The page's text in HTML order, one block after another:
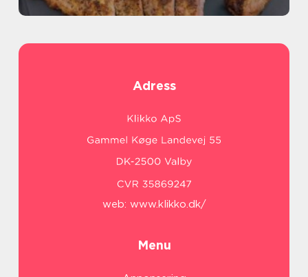
Adress
web: www.klikko.dk/
Menu